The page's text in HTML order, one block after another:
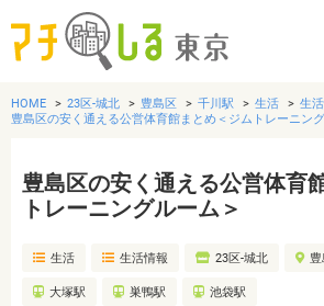
グルメ
美容・健康
HOME 23区-城北 豊島区 千川駅 生活
生
豊島区の安く通える公営体育館まとめ＜ジムトレーニン
豊島区の安く通える公営体育
トレーニングルーム＞
生活 生活情報 23区-城北
大塚駅 巣鴨駅 池袋駅